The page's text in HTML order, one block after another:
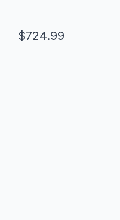
$724.99